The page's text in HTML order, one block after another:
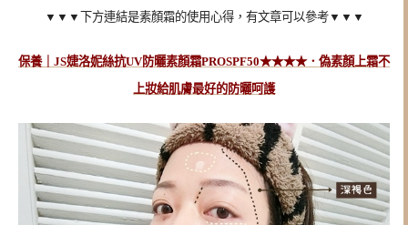
▼▼▼ 下方連結是素顏霜的使用心得，有文章可以參考▼▼▼
保養｜JS婕洛妮絲抗UV防曬素顏霜PROSPF50★★★★．偽素顏上霜不
上妝給肌膚最好的防曬呵護